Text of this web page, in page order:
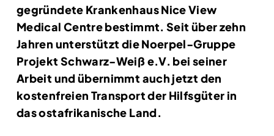
gegründete Krankenhaus Nice View
Medical Centre bestimmt. Seit über zehn
Jahren unterstützt die Noerpel-Gruppe
Projekt Schwarz-Weiß e.V. bei seiner
Arbeit und übernimmt auch jetzt den
kostenfreien Transport der Hilfsgüter in
das ostafrikanische Land.